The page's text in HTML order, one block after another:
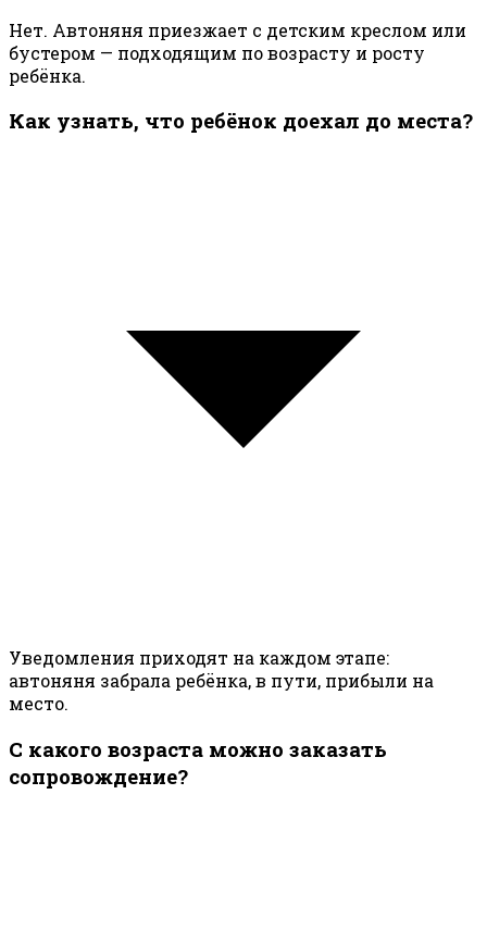
Нет. Автоняня приезжает с детским креслом или
бустером — подходящим по возрасту и росту
ребёнка.
Как узнать, что ребёнок доехал до места?
Уведомления приходят на каждом этапе:
автоняня забрала ребёнка, в пути, прибыли на
место.
С какого возраста можно заказать
сопровождение?